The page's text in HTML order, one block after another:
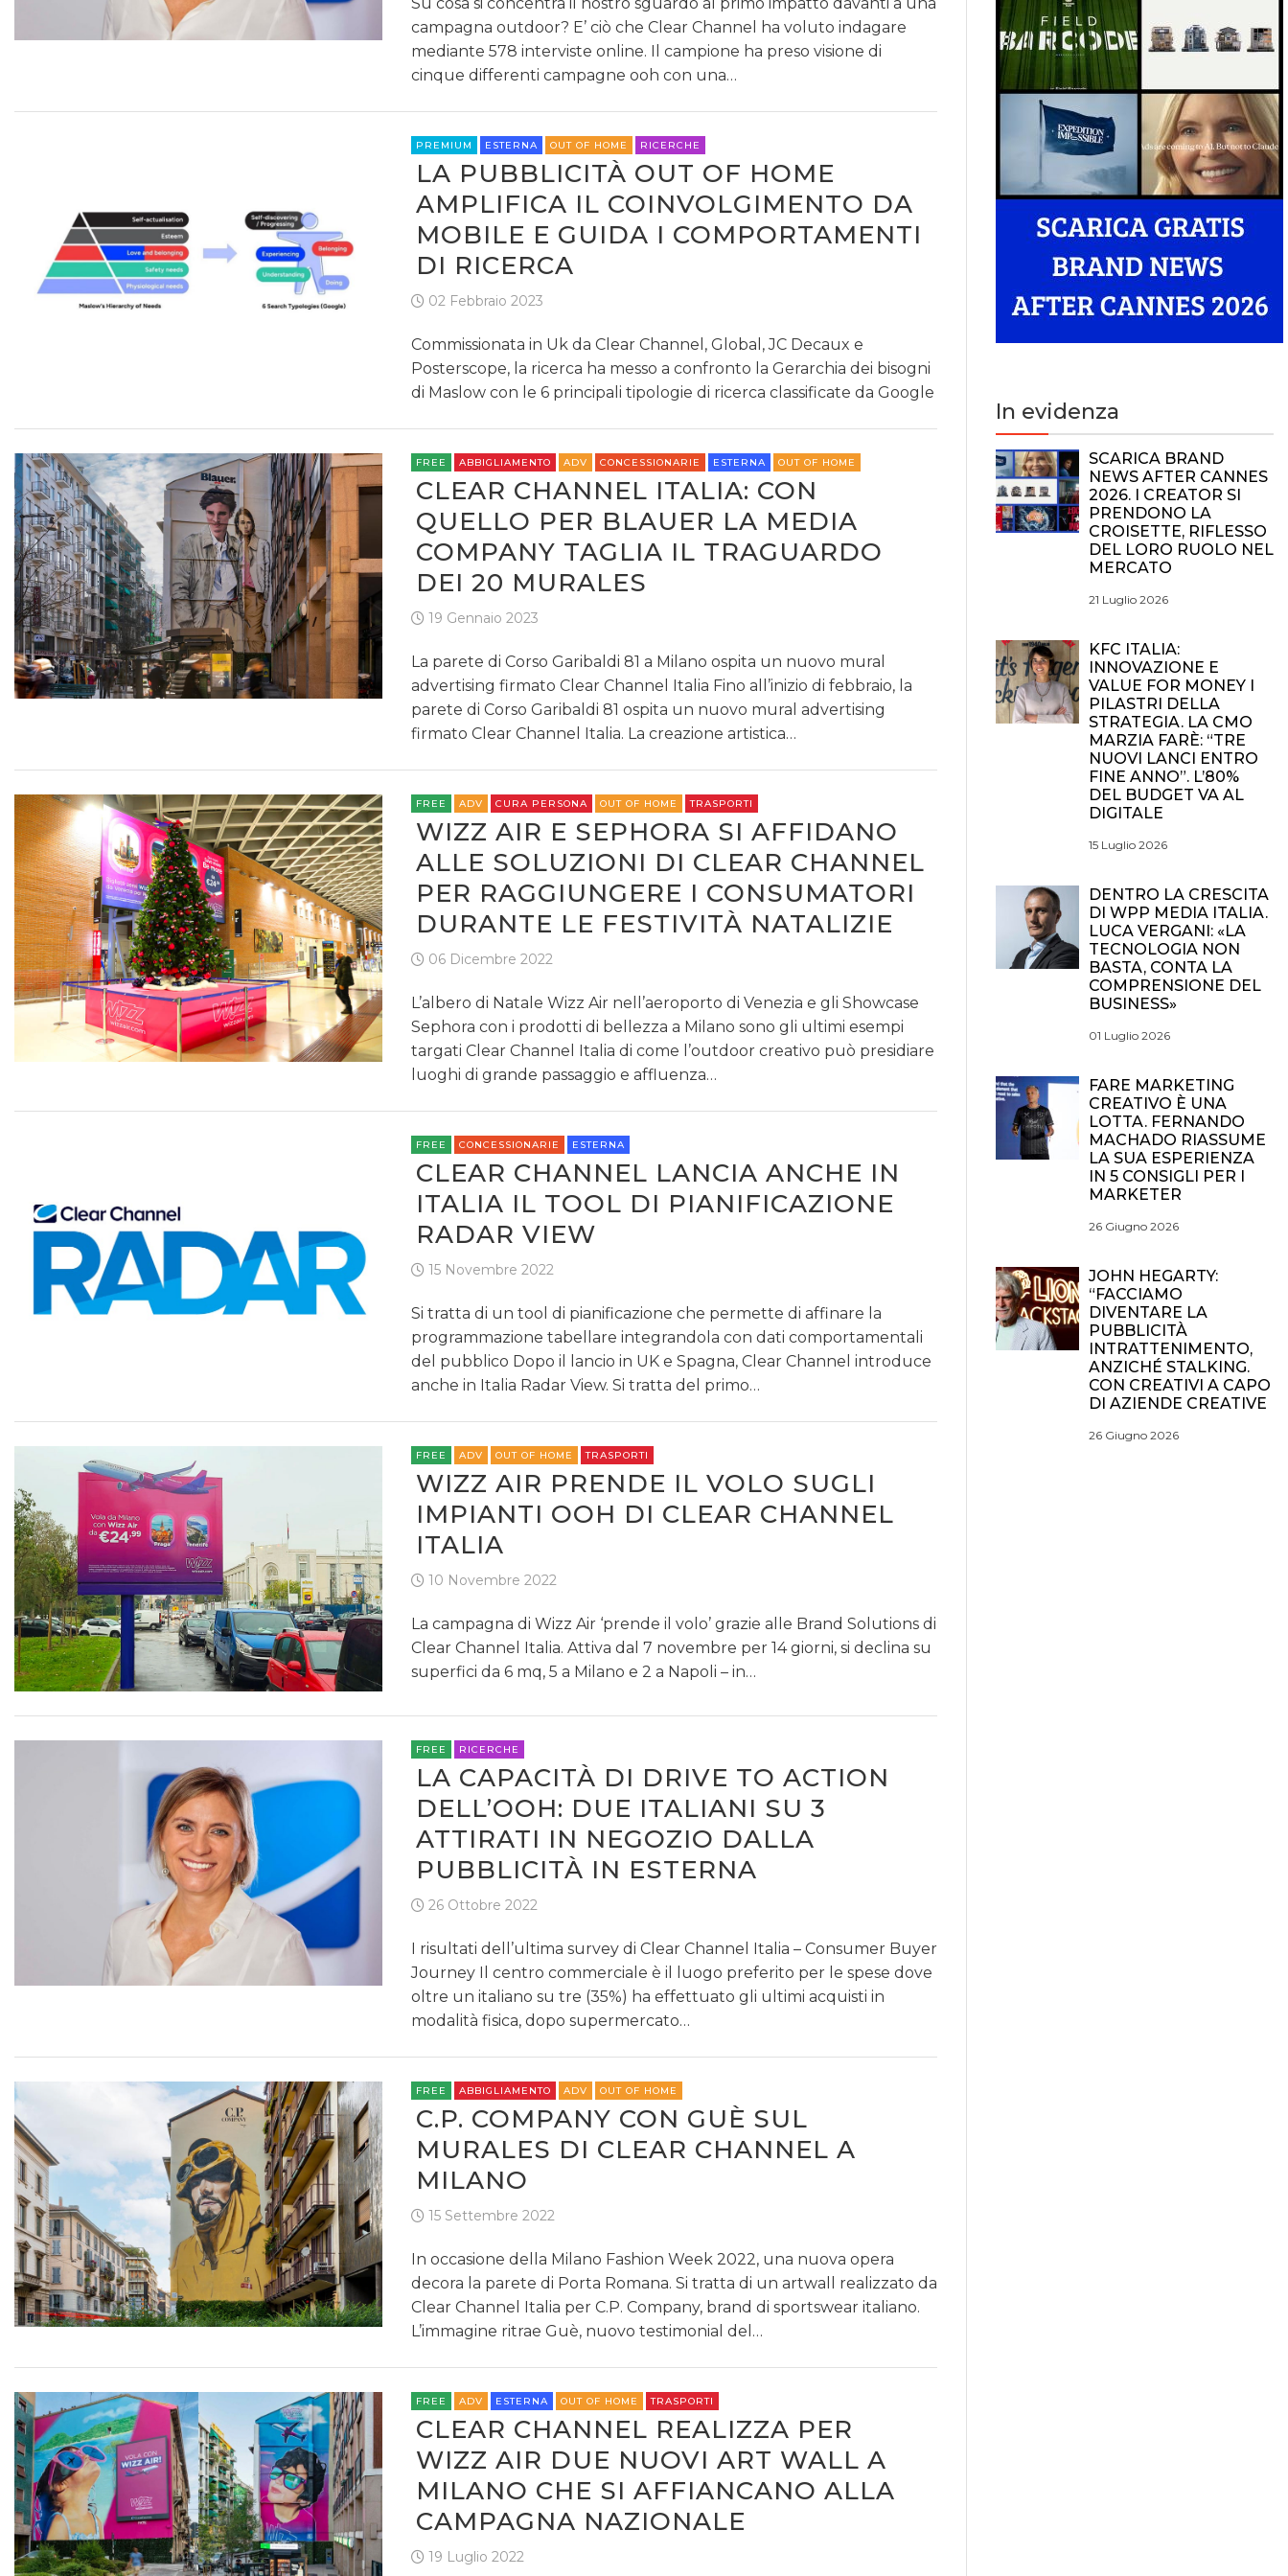
campagna outdoor? E’ ciò che Clear Channel ha voluto indagare
mediante 578 interviste online. Il campione ha preso visione di
cinque differenti campagne ooh con una…
PREMIUM ESTERNA OUT OF HOME RICERCHE
LA PUBBLICITÀ OUT OF HOME
AMPLIFICA IL COINVOLGIMENTO DA
MOBILE E GUIDA I COMPORTAMENTI
DI RICERCA
02 Febbraio 2023
Commissionata in Uk da Clear Channel, Global, JC Decaux e
Posterscope, la ricerca ha messo a confronto la Gerarchia dei bisogni
di Maslow con le 6 principali tipologie di ricerca classificate da Google
FREE ABBIGLIAMENTO ADV CONCESSIONARIE ESTERNA OUT OF HOME
CLEAR CHANNEL ITALIA: CON
QUELLO PER BLAUER LA MEDIA
COMPANY TAGLIA IL TRAGUARDO
DEI 20 MURALES
19 Gennaio 2023
La parete di Corso Garibaldi 81 a Milano ospita un nuovo mural
advertising firmato Clear Channel Italia Fino all’inizio di febbraio, la
parete di Corso Garibaldi 81 ospita un nuovo mural advertising
firmato Clear Channel Italia. La creazione artistica…
FREE ADV CURA PERSONA OUT OF HOME TRASPORTI
WIZZ AIR E SEPHORA SI AFFIDANO
ALLE SOLUZIONI DI CLEAR CHANNEL
PER RAGGIUNGERE I CONSUMATORI
DURANTE LE FESTIVITÀ NATALIZIE
06 Dicembre 2022
L’albero di Natale Wizz Air nell’aeroporto di Venezia e gli Showcase
Sephora con i prodotti di bellezza a Milano sono gli ultimi esempi
targati Clear Channel Italia di come l’outdoor creativo può presidiare
luoghi di grande passaggio e affluenza…
FREE CONCESSIONARIE ESTERNA
CLEAR CHANNEL LANCIA ANCHE IN
ITALIA IL TOOL DI PIANIFICAZIONE
RADAR VIEW
15 Novembre 2022
Si tratta di un tool di pianificazione che permette di affinare la
programmazione tabellare integrandola con dati comportamentali
del pubblico Dopo il lancio in UK e Spagna, Clear Channel introduce
anche in Italia Radar View. Si tratta del primo…
FREE ADV OUT OF HOME TRASPORTI
WIZZ AIR PRENDE IL VOLO SUGLI
IMPIANTI OOH DI CLEAR CHANNEL
ITALIA
10 Novembre 2022
La campagna di Wizz Air ‘prende il volo’ grazie alle Brand Solutions di
Clear Channel Italia. Attiva dal 7 novembre per 14 giorni, si declina su
superfici da 6 mq, 5 a Milano e 2 a Napoli – in…
FREE RICERCHE
LA CAPACITÀ DI DRIVE TO ACTION
DELL’OOH: DUE ITALIANI SU 3
ATTIRATI IN NEGOZIO DALLA
PUBBLICITÀ IN ESTERNA
26 Ottobre 2022
I risultati dell’ultima survey di Clear Channel Italia – Consumer Buyer
Journey Il centro commerciale è il luogo preferito per le spese dove
oltre un italiano su tre (35%) ha effettuato gli ultimi acquisti in
modalità fisica, dopo supermercato…
FREE ABBIGLIAMENTO ADV OUT OF HOME
C.P. COMPANY CON GUÈ SUL
MURALES DI CLEAR CHANNEL A
MILANO
15 Settembre 2022
In occasione della Milano Fashion Week 2022, una nuova opera
decora la parete di Porta Romana. Si tratta di un artwall realizzato da
Clear Channel Italia per C.P. Company, brand di sportswear italiano.
L’immagine ritrae Guè, nuovo testimonial del…
FREE ADV ESTERNA OUT OF HOME TRASPORTI
CLEAR CHANNEL REALIZZA PER
WIZZ AIR DUE NUOVI ART WALL A
MILANO CHE SI AFFIANCANO ALLA
CAMPAGNA NAZIONALE
19 Luglio 2022
In evidenza
SCARICA BRAND
NEWS AFTER CANNES
2026. I CREATOR SI
PRENDONO LA
CROISETTE, RIFLESSO
DEL LORO RUOLO NEL
MERCATO
21 Luglio 2026
KFC ITALIA:
INNOVAZIONE E
VALUE FOR MONEY I
PILASTRI DELLA
STRATEGIA. LA CMO
MARZIA FARÈ: “TRE
NUOVI LANCI ENTRO
FINE ANNO”. L’80%
DEL BUDGET VA AL
DIGITALE
15 Luglio 2026
DENTRO LA CRESCITA
DI WPP MEDIA ITALIA.
LUCA VERGANI: «LA
TECNOLOGIA NON
BASTA, CONTA LA
COMPRENSIONE DEL
BUSINESS»
01 Luglio 2026
FARE MARKETING
CREATIVO È UNA
LOTTA. FERNANDO
MACHADO RIASSUME
LA SUA ESPERIENZA
IN 5 CONSIGLI PER I
MARKETER
26 Giugno 2026
JOHN HEGARTY:
“FACCIAMO
DIVENTARE LA
PUBBLICITÀ
INTRATTENIMENTO,
ANZICHÉ STALKING.
CON CREATIVI A CAPO
DI AZIENDE CREATIVE
26 Giugno 2026